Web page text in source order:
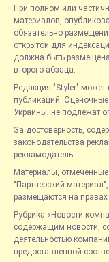
При полном или
материалов,
обязательно
открытой для
должна быть размещена
второго абзаца.
Редакция "Styler" может
публикаций. Оценочные
Украины, не подлежат
За достоверность,
законодательства
рекламодатель.
Материалы, отмеченные
"Партнерский
размещаются на правах
Рубрика «Новости
содержащим новости,
деятельностью
предоставленной